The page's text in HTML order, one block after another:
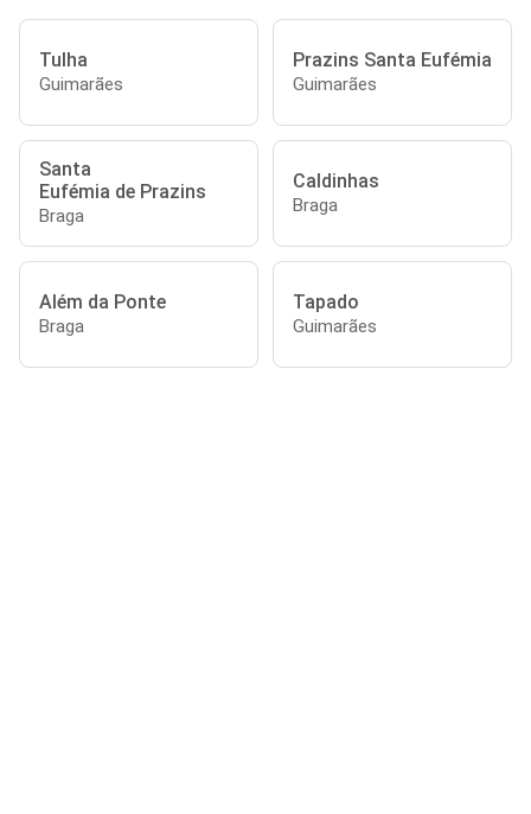
Tulha
Guimarães
Prazins Santa Eufémia
Guimarães
Santa
Eufémia de Prazins
Braga
Caldinhas
Braga
Além da Ponte
Braga
Tapado
Guimarães